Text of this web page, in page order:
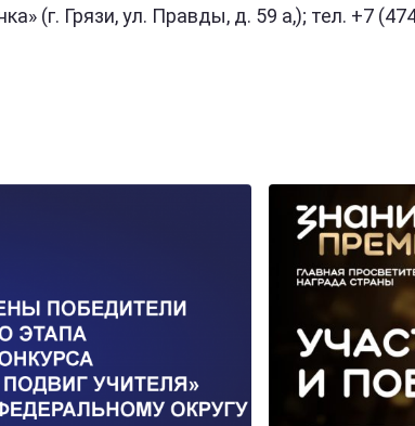
(г. Грязи, ул. Правды, д. 59 а,);